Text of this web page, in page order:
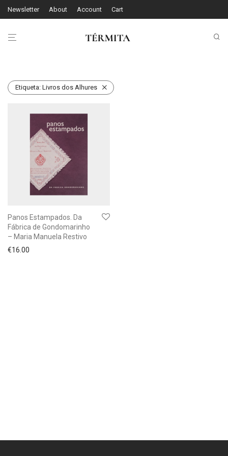
Newsletter About Account Cart
Etiqueta: Livros dos Alhures
Panos Estampados. Da
Fábrica de Gondomarinho
– Maria Manuela Restivo
€16.00